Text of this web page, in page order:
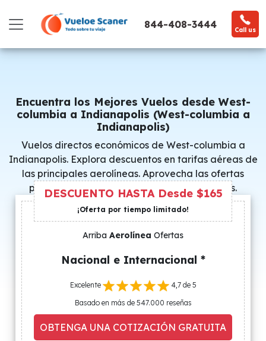
844-408-3444 Call us
Encuentra los Mejores Vuelos desde West-
columbia a Indianapolis (West-columbia a
Indianapolis)
Vuelos directos económicos de West-columbia a
Indianapolis. Explora descuentos en tarifas aéreas de
las principales aerolíneas. Aprovecha las ofertas
promocionales y consigue precios especiales.
DESCUENTO HASTA Desde $165
¡Oferta por tiempo limitado!
Arriba Aerolínea Ofertas
Nacional e Internacional *
Excelente
4,7 de 5
Basado en más de 547.000 reseñas
OBTENGA UNA COTIZACIÓN GRATUITA